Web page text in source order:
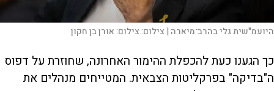
היועמ"שית גלי בהרב־מיארה | צילום:צילום: אורן בן חקון
כך הגענו כעת להכפלת ההימור האחרונה, שחוזרת על דפוס
ה"בדיקה" בפרקליטות הצבאית. המטייחים מנהלים את